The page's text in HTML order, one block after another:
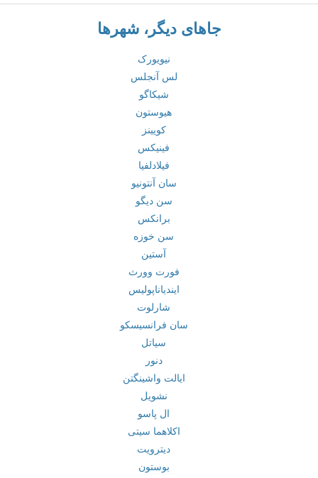
جاهای دیگر، شهرها
نیویورک
لس آنجلس
شیکاگو
هیوستون
کویینز
فینیکس
فیلادلفیا
سان آنتونیو
سن دیگو
برانکس
سن خوزه
آستین
فورت وورث
ایندیاناپولیس
شارلوت
سان فرانسیسکو
سیاتل
دنور
ایالت واشینگتن
نشویل
ال پاسو
اکلاهما سیتی
دیترویت
بوستون